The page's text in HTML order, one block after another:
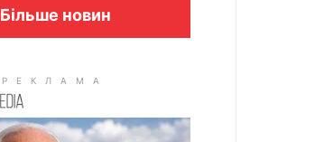
Більше новин